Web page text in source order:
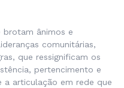
ânimos e
comunitárias,
que ressignificam os
pertencimento e
a articulação em rede que